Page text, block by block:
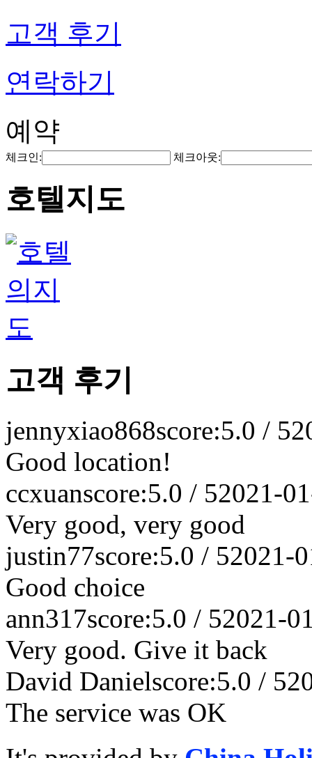
고객 후기
연락하기
예약
체크인: 체크아웃:
호텔지도
고객 후기
jennyxiao868score:5.0 / 5
Good location!
ccxuanscore:5.0 / 52021-
Very good, very good
justin77score:5.0 / 52021-
Good choice
ann317score:5.0 / 52021-
Very good. Give it back
David Danielscore:5.0 / 5
The service was OK